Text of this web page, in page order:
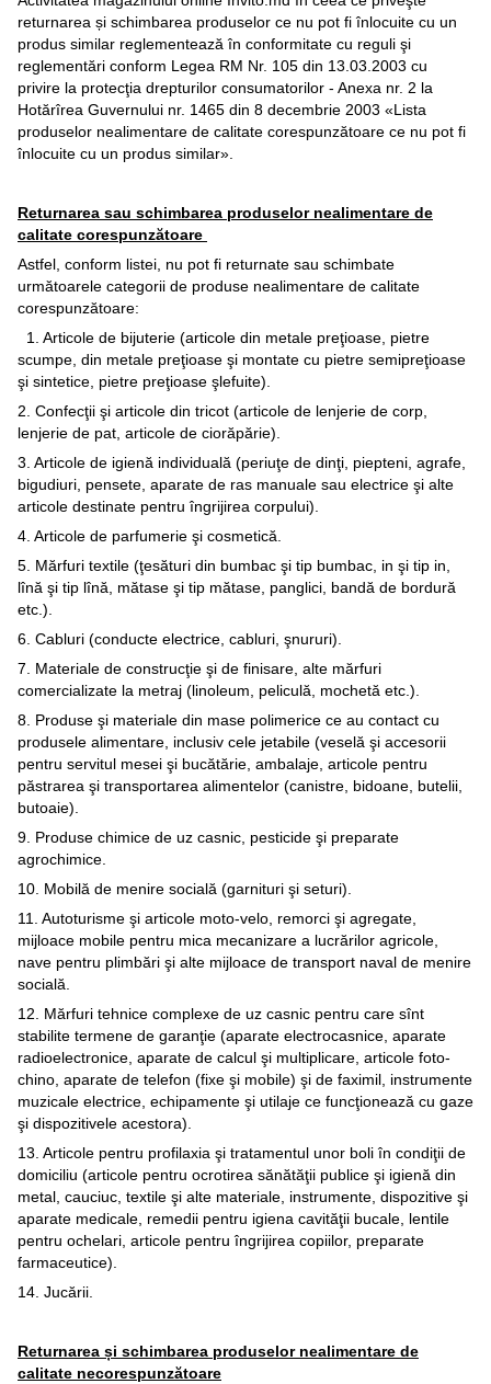
returnarea și schimbarea produselor ce nu pot fi înlocuite cu un
produs similar reglementează în conformitate cu reguli şi
reglementări conform Legea RM Nr. 105 din 13.03.2003 cu
privire la protecţia drepturilor consumatorilor - Anexa nr. 2 la
Hotărîrea Guvernului nr. 1465 din 8 decembrie 2003 «Lista
produselor nealimentare de calitate corespunzătoare ce nu pot fi
înlocuite cu un produs similar».
Returnarea sau schimbarea produselor nealimentare de
calitate corespunzătoare
Astfel, conform listei, nu pot fi returnate sau schimbate
următoarele categorii de produse nealimentare de calitate
corespunzătoare:
1. Articole de bijuterie (articole din metale preţioase, pietre
scumpe, din metale preţioase şi montate cu pietre semipreţioase
şi sintetice, pietre preţioase şlefuite).
2. Confecţii şi articole din tricot (articole de lenjerie de corp,
lenjerie de pat, articole de ciorăpărie).
3. Articole de igienă individuală (periuţe de dinţi, piepteni, agrafe,
bigudiuri, pensete, aparate de ras manuale sau electrice şi alte
articole destinate pentru îngrijirea corpului).
4. Articole de parfumerie şi cosmetică.
5. Mărfuri textile (ţesături din bumbac şi tip bumbac, in şi tip in,
lînă şi tip lînă, mătase şi tip mătase, panglici, bandă de bordură
etc.).
6. Cabluri (conducte electrice, cabluri, şnururi).
7. Materiale de construcţie şi de finisare, alte mărfuri
comercializate la metraj (linoleum, peliculă, mochetă etc.).
8. Produse şi materiale din mase polimerice ce au contact cu
produsele alimentare, inclusiv cele jetabile (veselă şi accesorii
pentru servitul mesei şi bucătărie, ambalaje, articole pentru
păstrarea şi transportarea alimentelor (canistre, bidoane, butelii,
butoaie).
9. Produse chimice de uz casnic, pesticide şi preparate
agrochimice.
10. Mobilă de menire socială (garnituri şi seturi).
11. Autoturisme şi articole moto-velo, remorci şi agregate,
mijloace mobile pentru mica mecanizare a lucrărilor agricole,
nave pentru plimbări şi alte mijloace de transport naval de menire
socială.
12. Mărfuri tehnice complexe de uz casnic pentru care sînt
stabilite termene de garanţie (aparate electrocasnice, aparate
radioelectronice, aparate de calcul şi multiplicare, articole foto-
chino, aparate de telefon (fixe şi mobile) şi de faximil, instrumente
muzicale electrice, echipamente şi utilaje ce funcţionează cu gaze
şi dispozitivele acestora).
13. Articole pentru profilaxia şi tratamentul unor boli în condiţii de
domiciliu (articole pentru ocrotirea sănătăţii publice şi igienă din
metal, cauciuc, textile şi alte materiale, instrumente, dispozitive şi
aparate medicale, remedii pentru igiena cavităţii bucale, lentile
pentru ochelari, articole pentru îngrijirea copiilor, preparate
farmaceutice).
14. Jucării.
Returnarea și schimbarea produselor nealimentare de
calitate necorespunzătoare